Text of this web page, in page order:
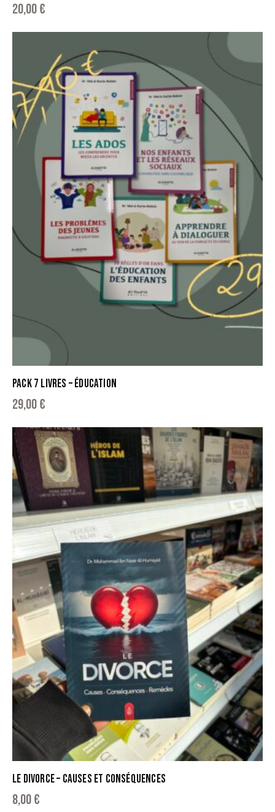
20,00€
PACK 7 LIVRES – ÉDUCATION
29,00€
LE DIVORCE – CAUSES ET CONSÉQUENCES
8,00€